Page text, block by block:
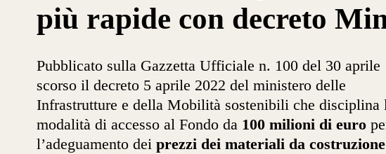
più rapide con decreto
Pubblicato sulla Gazzetta Ufficiale n. 100 del 30 aprile
scorso il decreto 5 aprile 2022 del ministero delle
Infrastrutture e della Mobilità sostenibili che disciplina
modalità di accesso al Fondo da 100 milioni di euro
l’adeguamento dei prezzi dei materiali da costruzione